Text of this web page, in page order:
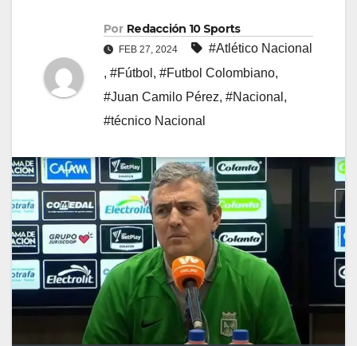
Por Redacción 10 Sports
FEB 27, 2024
#Atlético Nacional
, #Fútbol , #Futbol Colombiano,
#Juan Camilo Pérez, #Nacional ,
#técnico Nacional